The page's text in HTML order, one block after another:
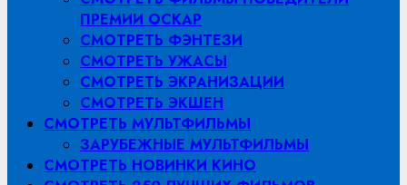
ПРЕМИИ ОСКАР
СМОТРЕТЬ ФЭНТЕЗИ
СМОТРЕТЬ УЖАСЫ
СМОТРЕТЬ ЭКРАНИЗАЦИИ
СМОТРЕТЬ ЭКШЕН
СМОТРЕТЬ МУЛЬТФИЛЬМЫ
ЗАРУБЕЖНЫЕ МУЛЬТФИЛЬМЫ
СМОТРЕТЬ НОВИНКИ КИНО